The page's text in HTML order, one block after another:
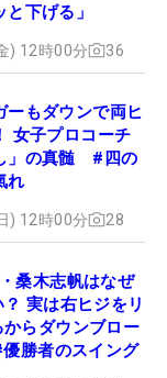
下げる」
) 12時00分 36
ーもダウンで両ヒ
女子プロコーチ
」の真髄 #四の
れ
) 12時00分 28
桑木志帆はなぜ
実は右ヒジをリ
からダウンブロー
勝者のスイング